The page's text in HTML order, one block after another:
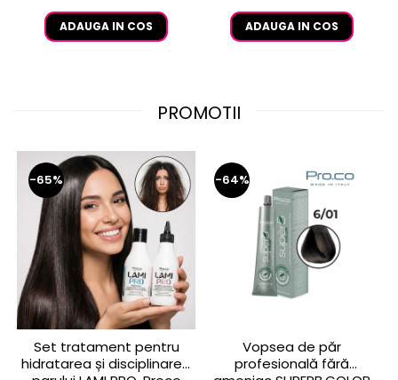
ADAUGA IN COS ADAUGA IN COS
PROMOTII
-65%
Set tratament pentru
hidratarea și disciplinarea
-64%
Vopsea de păr
profesională fără